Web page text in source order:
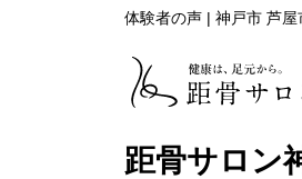
症状別コー
体験者の声 | 神戸市 芦
距骨サロン